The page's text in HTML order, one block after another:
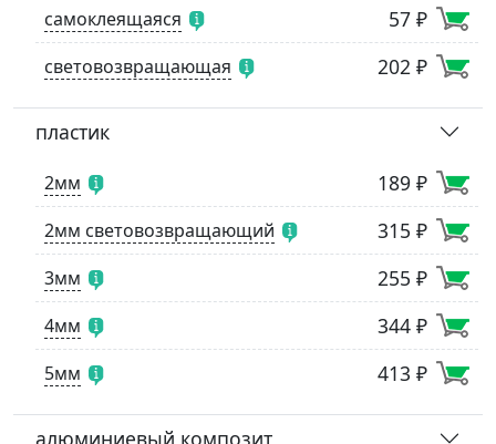
самоклеящаяся 57 ₽
световозвращающая 202 ₽
пластик
2мм 189 ₽
2мм световозвращающий 315 ₽
3мм 255 ₽
4мм 344 ₽
5мм 413 ₽
алюминиевый композит